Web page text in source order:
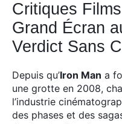
Critiques
Grand Écran
Verdict Sans
Depuis qu’Iron Man a
une grotte en 2008,
l’industrie
des phases et des